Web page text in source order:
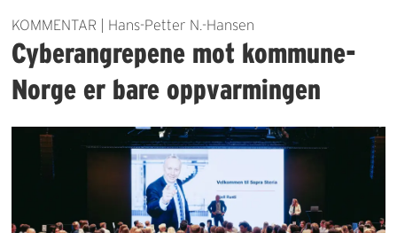
KOMMENTAR | Hans-Petter N.-Hansen
Cyberangrepene mot kommune-
Norge er bare oppvarmingen